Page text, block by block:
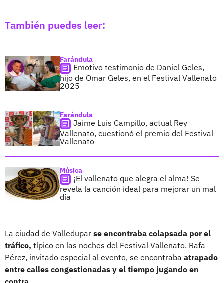
También puedes leer:
Farándula
Emotivo testimonio de Daniel Geles,
hijo de Omar Geles, en el Festival Vallenato
2025
Farándula
Jaime Luis Campillo, actual Rey
Vallenato, cuestionó el premio del Festival
Vallenato
Música
¡El vallenato que alegra el alma! Se
revela la canción ideal para mejorar un mal
día
La ciudad de Valledupar se encontraba colapsada por el
tráfico, típico en las noches del Festival Vallenato. Rafa
Pérez, invitado especial al evento, se encontraba atrapado
entre calles congestionadas y el tiempo jugando en
contra.